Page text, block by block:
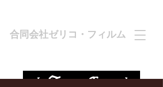
合同会社ゼリコ・フィルム